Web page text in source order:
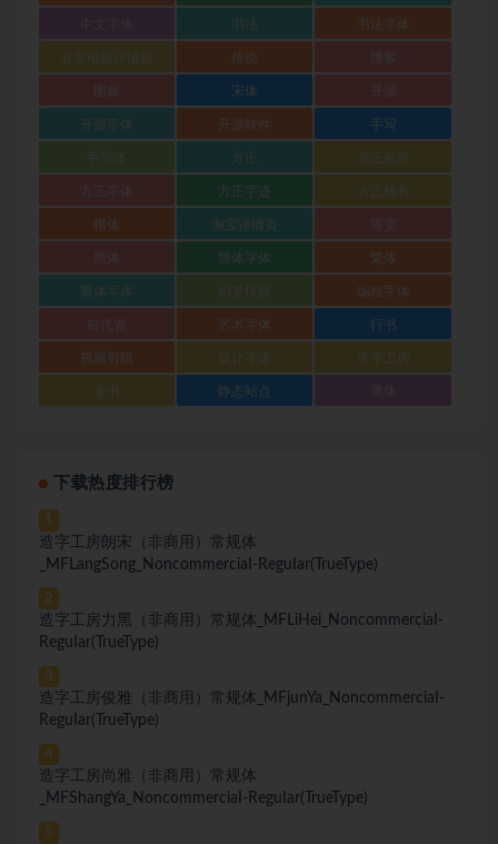
书法 书法字体
五金电器详情页 传统
宋体
开源字体 开源软件 手写
方正 方正品尚
方正字迹 方正稀有
楷体 淘宝详情页
简体字体 繁体
繁体字库 织梦模板 编程字体
艺术字体 行书
视频剪辑 设计字体 造字工房
隶书 静态站点
下载热度排行榜
1
造字工房朗宋（非商用）常规体
_MFLangSong_NoncommerciaI-ReguIar(TrueType)
2
造字工房力黑（非商用）常规体_MFLiHei_NoncommerciaI-
ReguIar(TrueType)
3
造字工房俊雅（非商用）常规体_MFjunYa_NoncommerciaI-
ReguIar(TrueType)
4
造字工房尚雅（非商用）常规体
_MFShangYa_NoncommerciaI-ReguIar(TrueType)
5